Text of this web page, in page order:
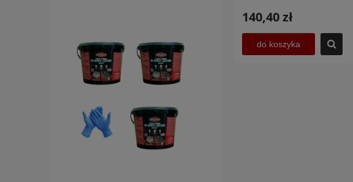
140,40 zł
do koszyka